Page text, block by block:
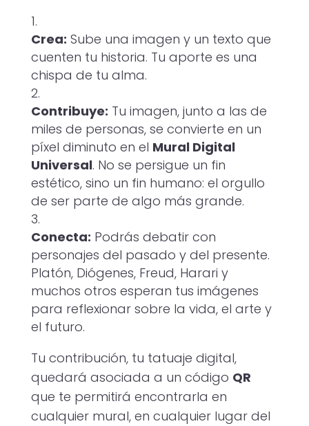
Crea: Sube una imagen y un texto que
cuenten tu historia. Tu aporte es una
chispa de tu alma.
Contribuye: Tu imagen, junto a las de
miles de personas, se convierte en un
píxel diminuto en el Mural Digital
Universal. No se persigue un fin
estético, sino un fin humano: el orgullo
de ser parte de algo más grande.
Conecta: Podrás debatir con
personajes del pasado y del presente.
Platón, Diógenes, Freud, Harari y
muchos otros esperan tus imágenes
para reflexionar sobre la vida, el arte y
el futuro.
Tu contribución, tu tatuaje digital,
quedará asociada a un código QR
que te permitirá encontrarla en
cualquier mural, en cualquier lugar del